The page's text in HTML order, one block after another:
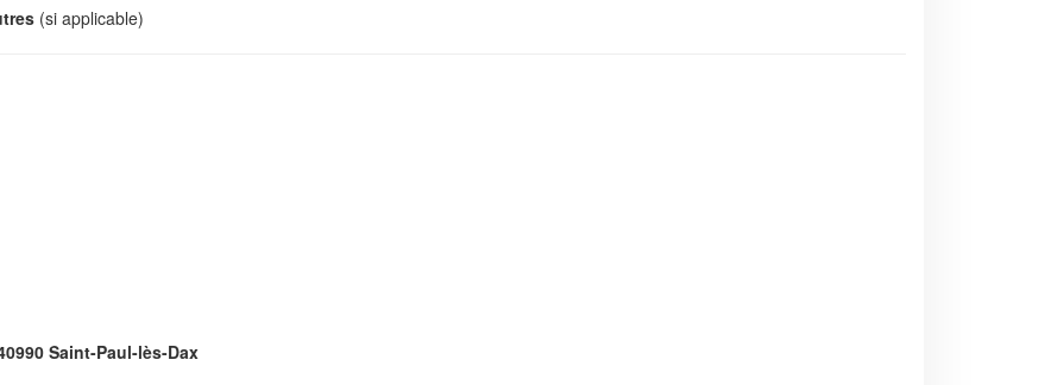
(si applicable)
Saint-Paul-lès-Dax